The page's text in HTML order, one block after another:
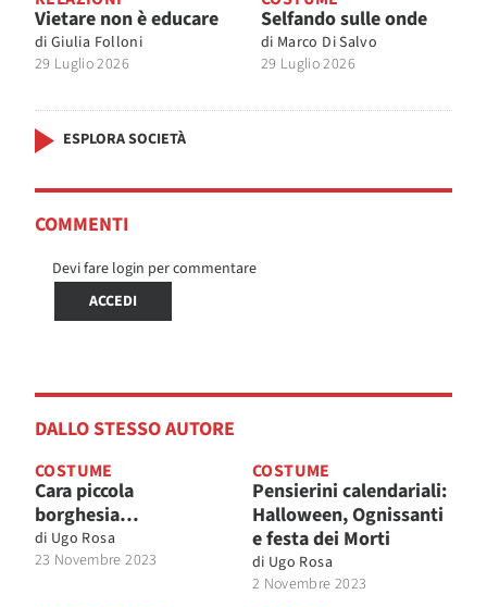
Vietare non è educare
di Giulia Folloni
29 Luglio 2026
Selfando sulle onde
di Marco Di Salvo
29 Luglio 2026
ESPLORA SOCIETÀ
COMMENTI
Devi fare login per commentare
ACCEDI
DALLO STESSO AUTORE
COSTUME
Cara piccola
borghesia…
di Ugo Rosa
23 Novembre 2023
COSTUME
Pensierini calendariali:
Halloween, Ognissanti
e festa dei Morti
di Ugo Rosa
2 Novembre 2023